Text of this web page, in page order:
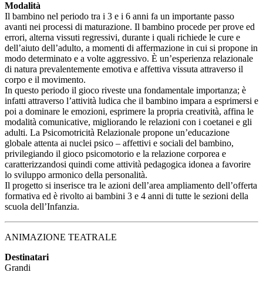
Modalità
Il bambino nel periodo tra i 3 e i 6 anni fa un importante passo
avanti nei processi di maturazione. Il bambino procede per prove ed
errori, alterna vissuti regressivi, durante i quali richiede le cure e
dell’aiuto dell’adulto, a momenti di affermazione in cui si propone in
modo determinato e a volte aggressivo. È un’esperienza relazionale
di natura prevalentemente emotiva e affettiva vissuta attraverso il
corpo e il movimento.
In questo periodo il gioco riveste una fondamentale importanza; è
infatti attraverso l’attività ludica che il bambino impara a esprimersi e
poi a dominare le emozioni, esprimere la propria creatività, affina le
modalità comunicative, migliorando le relazioni con i coetanei e gli
adulti. La Psicomotricità Relazionale propone un’educazione
globale attenta ai nuclei psico – affettivi e sociali del bambino,
privilegiando il gioco psicomotorio e la relazione corporea e
caratterizzandosi quindi come attività pedagogica idonea a favorire
lo sviluppo armonico della personalità.
Il progetto si inserisce tra le azioni dell’area ampliamento dell’offerta
formativa ed è rivolto ai bambini 3 e 4 anni di tutte le sezioni della
scuola dell’Infanzia.
ANIMAZIONE TEATRALE
Destinatari
Grandi